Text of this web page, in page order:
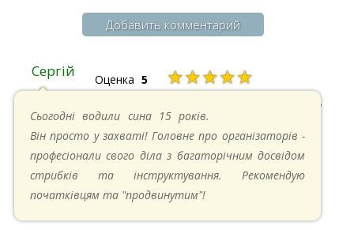
Добавить комментарий
Сергій Оценка 5 ★★★★★
20.04.2025 в 17:07
Сьогодні водили сина 15 років.
Він просто у захваті! Головне про організаторів -
професіонали свого діла з багаторічним досвідом
стрибків та інструктування. Рекомендую
початківцям та "продвинутим"!